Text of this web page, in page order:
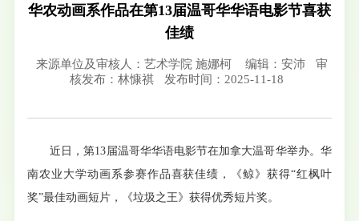
华农动画系作品在第13届温哥华华语电影节喜获
佳绩
来源单位及审核人：艺术学院 施娜柯 编辑：安沛
审
核发布：林慷祺
发布时间：2025-11-18
近日，第13届温哥华华语电影节在加拿大温哥华举办。华
南农业大学动画系参赛作品喜获佳绩，《鲸》获得“红枫叶
奖”最佳动画短片，《垃圾之王》获得优秀短片奖。